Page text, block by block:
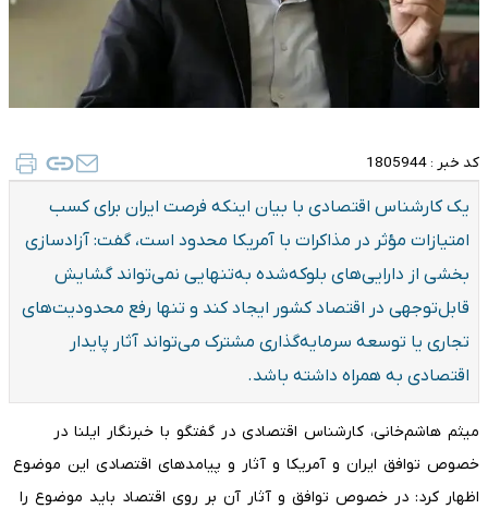
کد خبر : 1805944
یک کارشناس اقتصادی با بیان اینکه فرصت ایران برای کسب
امتیازات مؤثر در مذاکرات با آمریکا محدود است، گفت: آزادسازی
بخشی از دارایی‌های بلوکه‌شده به‌تنهایی نمی‌تواند گشایش
قابل‌توجهی در اقتصاد کشور ایجاد کند و تنها رفع محدودیت‌های
تجاری یا توسعه سرمایه‌گذاری مشترک می‌تواند آثار پایدار
اقتصادی به همراه داشته باشد.
میثم هاشم‌خانی، کارشناس اقتصادی در گفتگو با خبرنگار ایلنا در
خصوص توافق ایران و آمریکا و آثار و پیامدهای اقتصادی این موضوع
اظهار کرد: در خصوص توافق و آثار آن بر روی اقتصاد باید موضوع را